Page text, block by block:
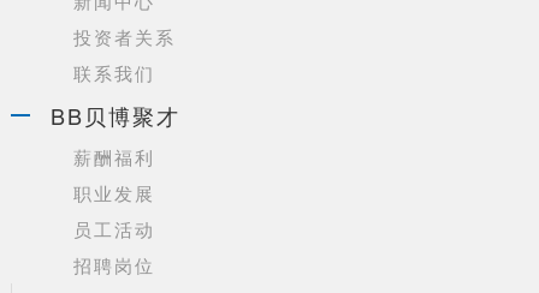
投资者关系
联系我们
BB贝博聚才
薪酬福利
职业发展
员工活动
招聘岗位